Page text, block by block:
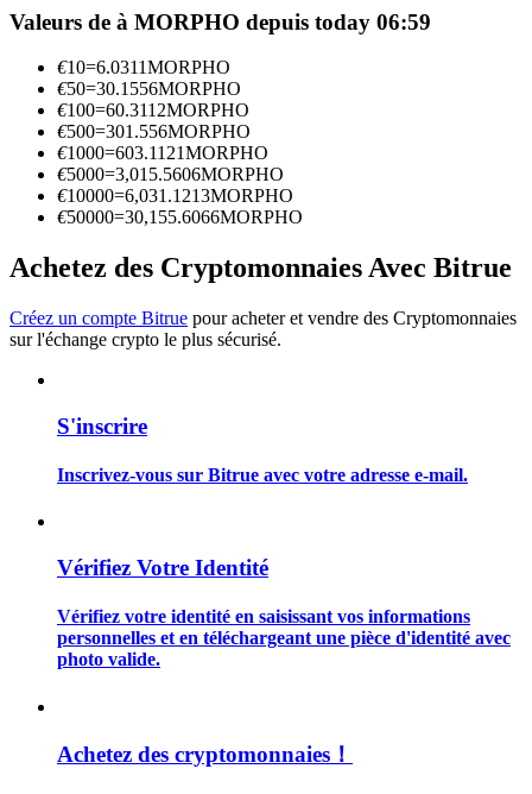
trading
Information
commerciales, etc.
Guide
Valeurs de à MORPHO depuis today 06:59
€10=6.0311MORPHO
€50=30.1556MORPHO
€100=60.3112MORPHO
€500=301.556MORPHO
€1000=603.1121MORPHO
€5000=3,015.5606MORPHO
€10000=6,031.1213MORPHO
€50000=30,155.6066MORPHO
Achetez des Cryptomonnaies Avec Bitrue
Créez un compte Bitrue pour acheter et vendre des Cryptomonnaies
sur l'échange crypto le plus sécurisé.
S'inscrire
Inscrivez-vous sur Bitrue avec votre adresse e-mail.
Vérifiez Votre Identité
Vérifiez votre identité en saisissant vos informations
personnelles et en téléchargeant une pièce d'identité avec
photo valide.
Achetez des cryptomonnaies！